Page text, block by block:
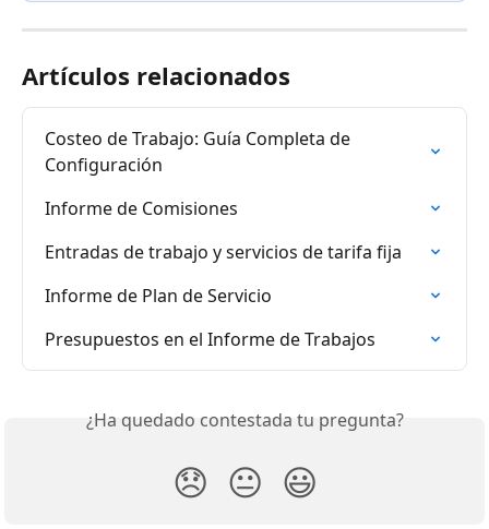
Artículos relacionados
Costeo de Trabajo: Guía Completa de
Configuración
Informe de Comisiones
Entradas de trabajo y servicios de tarifa fija
Informe de Plan de Servicio
Presupuestos en el Informe de Trabajos
¿Ha quedado contestada tu pregunta?
😞 😐 😃